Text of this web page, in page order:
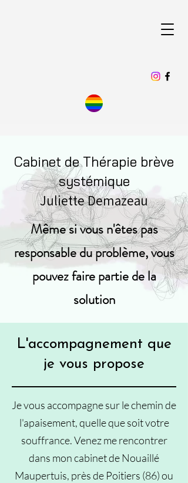
Cabinet de Thérapie brève
systémique
Juliette Demazeau
Même si vous n'êtes pas
responsable du problème, vous
pouvez faire partie de la
solution
L'accompagnement que
je vous propose
Je vous accompagne sur le chemin de
l'apaisement, quelle que soit votre
souffrance.Venez me rencontrer
dans mon cabinet de Nouaillé
Maupertuis, près de Poitiers (86) ou